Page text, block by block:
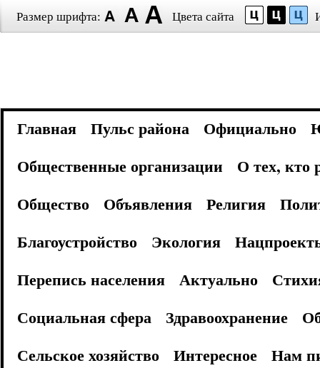
Размер шрифта: Цвета сайта
Главная Пульс района Официально
Общественные организации
О тех, кто
Общество
Объявления Религия
Благоустройство
Экология
Перепись населения
Актуально
Социальная сфера
Здравоохранение
Сельское хозяйство
Интересное
Нам